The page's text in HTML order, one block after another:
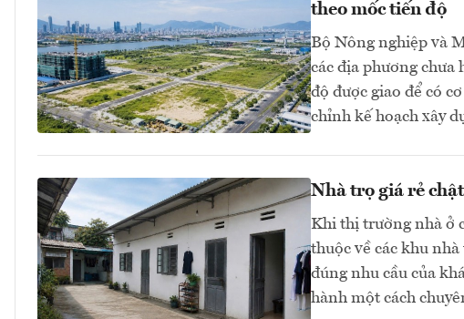
theo mốc tiến độ
Bộ Nông nghiệp và
các địa phương chưa
độ được giao để có
chỉnh kế hoạch xây
Nhà trọ giá rẻ
Khi thị trường nhà ở
thuộc về các khu
đúng nhu cầu của
hành một cách